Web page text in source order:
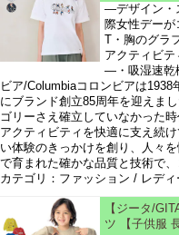
―デザイン・
際女性デー
T・胸のグラ
アクティビ
―・吸湿速乾
ビア/Columbiaコロンビアは
にブランド創立85周年を迎えま
ゴリーさえ確立していなかった
アクティビティを快適に支え続
い体験のきっかけを創り、人々
で育まれた確かな品質と技術で
カテゴリ：ファッション / レデ
【ジータ/
ツ 【子供服